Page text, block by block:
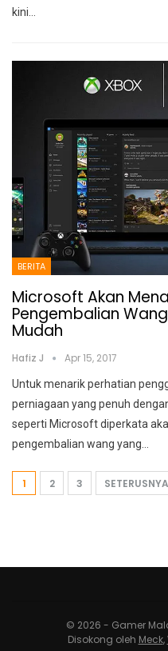
kini…
BERITA
Microsoft Akan
Pengembalian
Mudah
Hafiz J Apr 15, 2017
Untuk menarik perhatian
perniagaan yang penuh
seperti Microsoft diperkata
pengembalian wang yang…
1 2 3 SETERUSNYA
© 2026 - Gamer
Disokong oleh Meck,